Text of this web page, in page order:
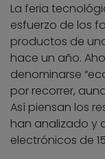
La feria
esfuerzo de los
productos de
hace un año.
denominarse
por recorrer,
Así piensan los
han analizado y
electrónicos de